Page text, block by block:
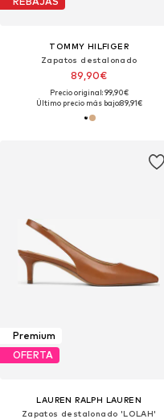
TOMMY HILFIGER
Zapatos destalonado
89,90€
Precio original: 99,90€
Último precio más bajo:89,91€
Premium
OFERTA
LAUREN RALPH LAUREN
Zapatos destalonado 'LOLAH'